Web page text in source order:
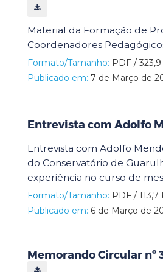
Material da Formação de
Coordenadores
Formato/Tamanho: PDF /
Publicado em: 7 de Março de
Entrevista com Adolfo
Entrevista com Adolfo
do Conservatório de
experiência no curso de
Formato/Tamanho: PDF / 113,7
Publicado em: 6 de Março de
Memorando Circular nº